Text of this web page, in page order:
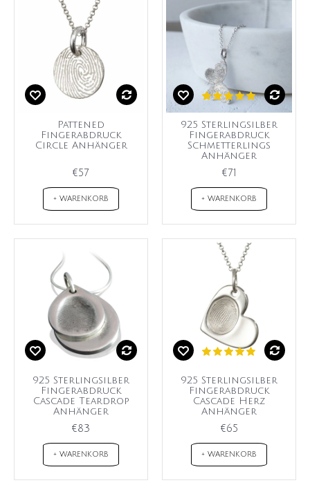
Pattened
Fingerabdruck
Circle Anhänger
€57
+ WARENKORB
925 Sterlingsilber
Fingerabdruck
Schmetterlings
Anhänger
€71
+ WARENKORB
925 Sterlingsilber
Fingerabdruck
Cascade Teardrop
Anhänger
€83
+ WARENKORB
925 Sterlingsilber
Fingerabdruck
Cascade Herz
Anhänger
€65
+ WARENKORB